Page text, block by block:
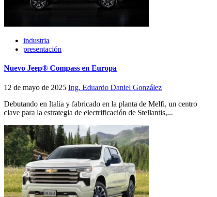
industria
presentación
Nuevo Jeep® Compass en Europa
12 de mayo de 2025 Ing. Eduardo Daniel González
Debutando en Italia y fabricado en la planta de Melfi, un centro
clave para la estrategia de electrificación de Stellantis,...